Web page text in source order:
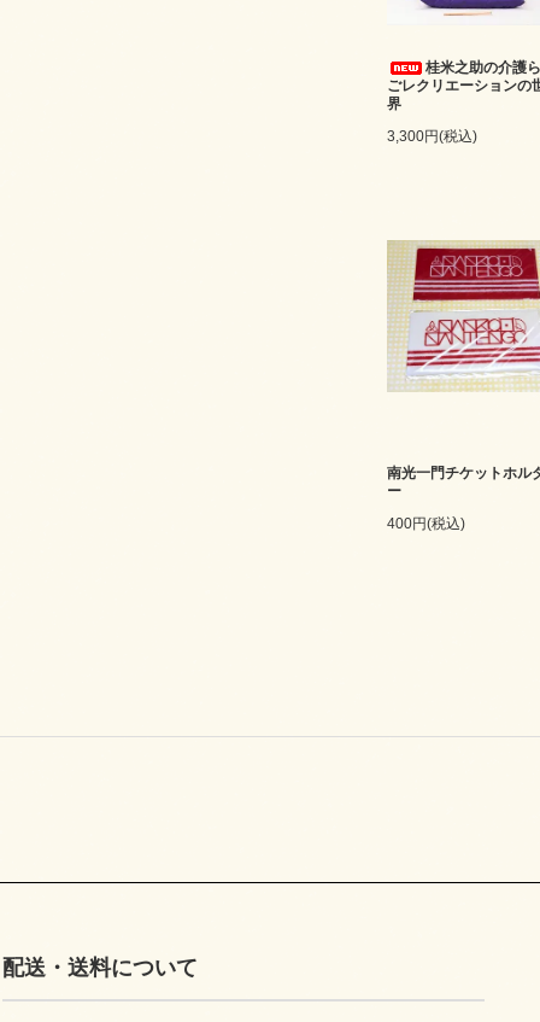
桂米之助の介護
ごレクリエーションの
界
3,300円(税込)
南光一門チケットホル
ー
400円(税込)
配送・送料について